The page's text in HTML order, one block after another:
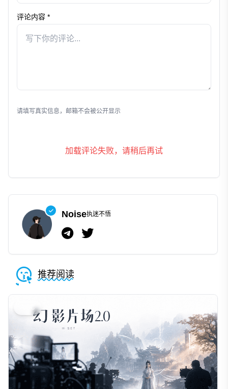
评论内容 *
请填写真实信息，邮箱不会被公开显示
加载评论失败，请稍后再试
Noise执迷不悟
推荐阅读
AIGC